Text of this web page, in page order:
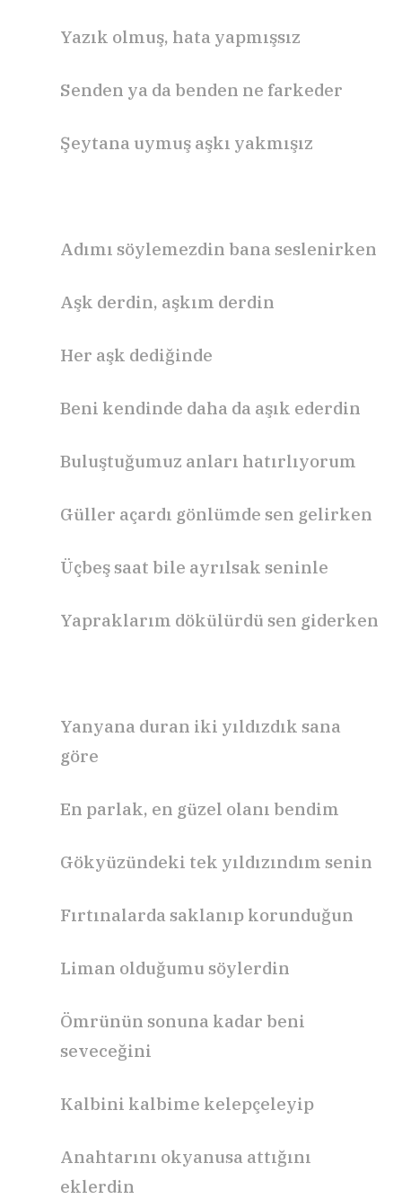
Yazık olmuş, hata yapmışsız
Senden ya da benden ne farkeder
Şeytana uymuş aşkı yakmışız
Adımı söylemezdin bana seslenirken
Aşk derdin, aşkım derdin
Her aşk dediğinde
Beni kendinde daha da aşık ederdin
Buluştuğumuz anları hatırlıyorum
Güller açardı gönlümde sen gelirken
Üçbeş saat bile ayrılsak seninle
Yapraklarım dökülürdü sen giderken
Yanyana duran iki yıldızdık sana
göre
En parlak, en güzel olanı bendim
Gökyüzündeki tek yıldızındım senin
Fırtınalarda saklanıp korunduğun
Liman olduğumu söylerdin
Ömrünün sonuna kadar beni
seveceğini
Kalbini kalbime kelepçeleyip
Anahtarını okyanusa attığını
eklerdin